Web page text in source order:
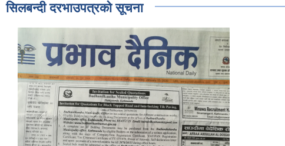
सिलबन्दी दरभाउपत्रको सूचना